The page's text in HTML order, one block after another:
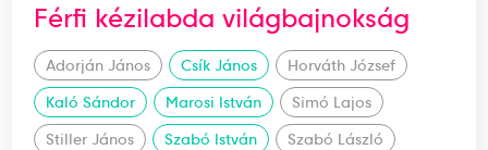
Férfi kézilabda világbajnokság
Adorján János Csík János
Horváth József
Kaló Sándor
Marosi István
Simó Lajos
Stiller János
Szabó István
Szabó László